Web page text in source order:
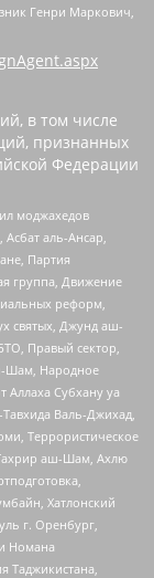
Генри Маркович,
в том числе
признанных
Федерации
моджахедов
аль-Ансар,
Партия
группа, Движение
реформ,
святых, Джунд аш-
Правый сектор,
Шам, Народное
Субхану уа
Валь-Джихад,
Террористическое
аш-Шам, Ахлю
Хатлонский
г. Оренбург,
Номана
Таджикистана,